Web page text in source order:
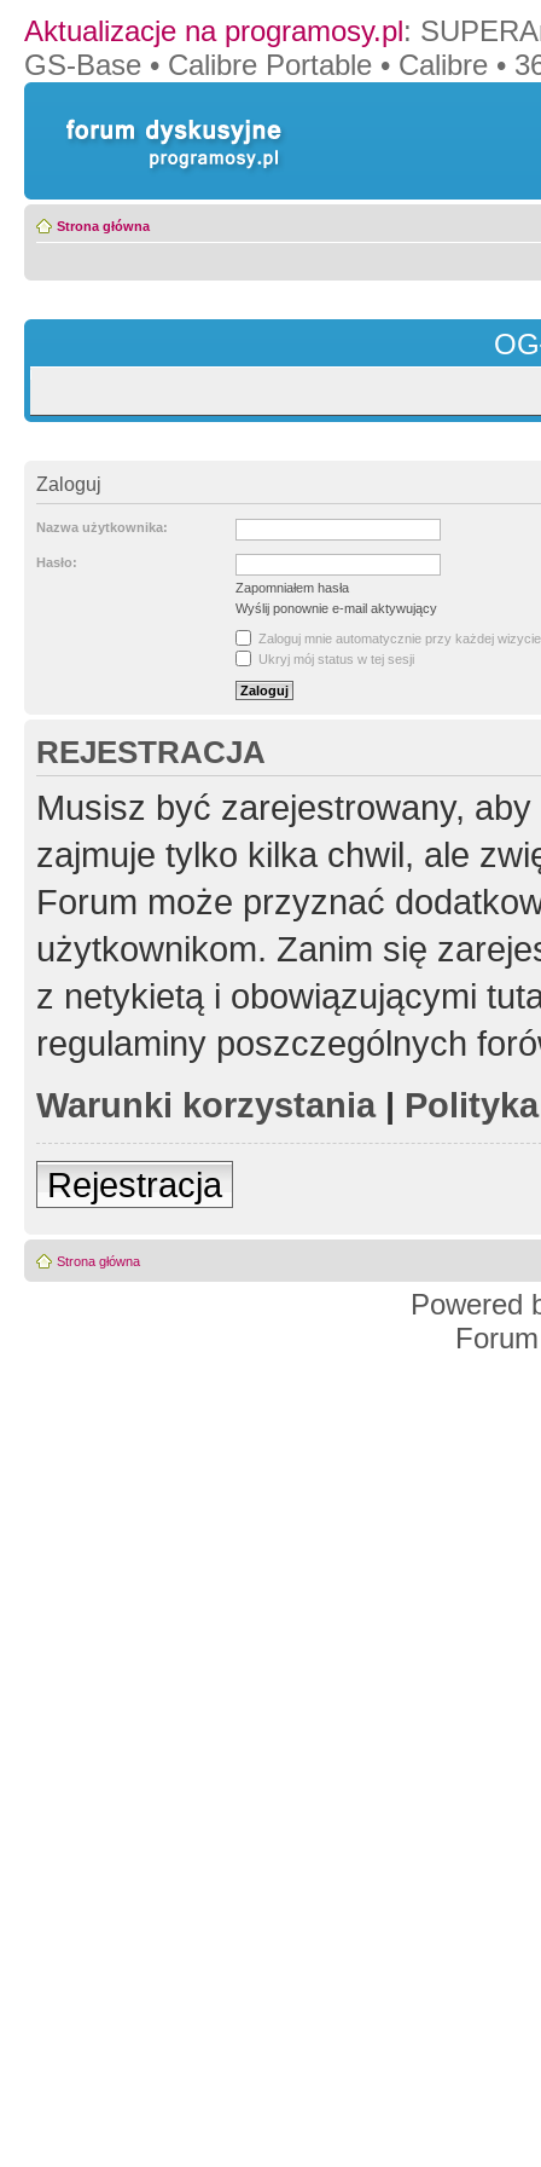
Aktualizacje na programosy.pl:
GS-Base • Calibre Portable • Calibre •
Strona główna
Zaloguj
Nazwa użytkownika:
Hasło:
Zapomniałem hasła
Wyślij ponownie e-mail aktywujący
Zaloguj mnie automatycznie przy każdej wizycie
Ukryj mój status w tej sesji
REJESTRACJA
Musisz być zarejestrowany,
zajmuje tylko kilka chwil, ale
Forum może przyznać
użytkownikom. Zanim się
z netykietą i obowiązującymi
regulaminy poszczególnych
Warunki korzystania|
Rejestracja
Strona główna
Powered